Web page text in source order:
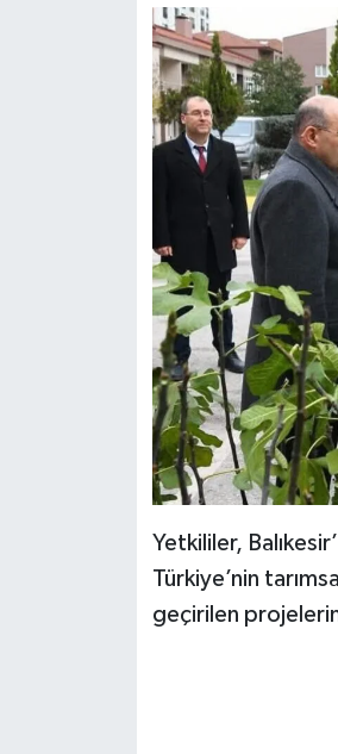
Yetkililer,
Türkiye’nin
geçirilen